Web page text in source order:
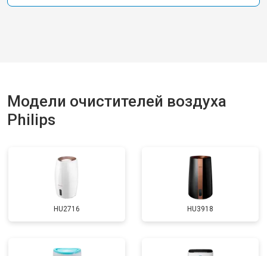
Модели очистителей воздуха
Philips
HU2716 HU3918